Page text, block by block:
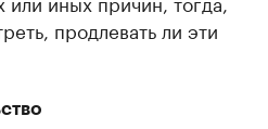
продлевать ли эти